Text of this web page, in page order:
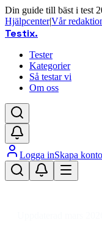
Din guide till bäst i test
Hjälpcenter|Vår
Testix.
Tester
Kategorier
Så testar vi
Om oss
Logga inSkapa konto